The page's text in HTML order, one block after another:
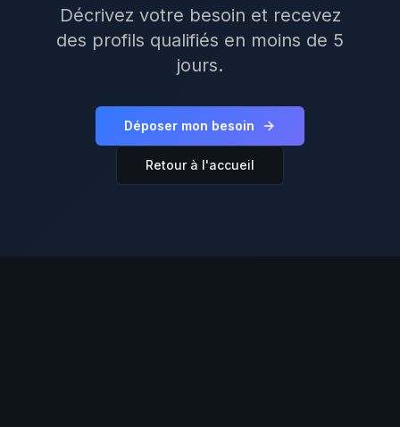
Décrivez votre besoin et recevez
des profils qualifiés en moins de 5
jours.
Déposer mon besoin
Retour à l'accueil